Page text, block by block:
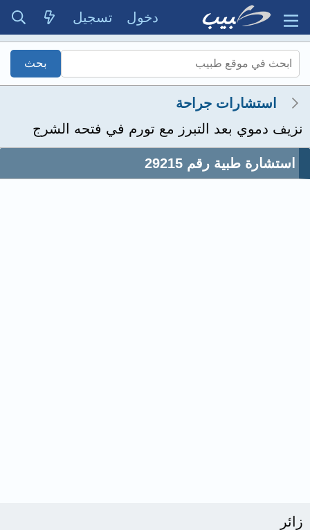
دخول تسجيل
استشارات جراحة
نزيف دموي بعد التبرز مع تورم في فتحه الشرج
استشارة طبية رقم 29215
زائر